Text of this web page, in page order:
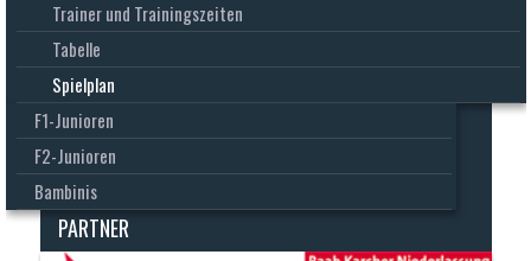
Trainer und Trainingszeiten
Tabelle
Spielplan
F1-Junioren
F2-Junioren
Bambinis
PARTNER